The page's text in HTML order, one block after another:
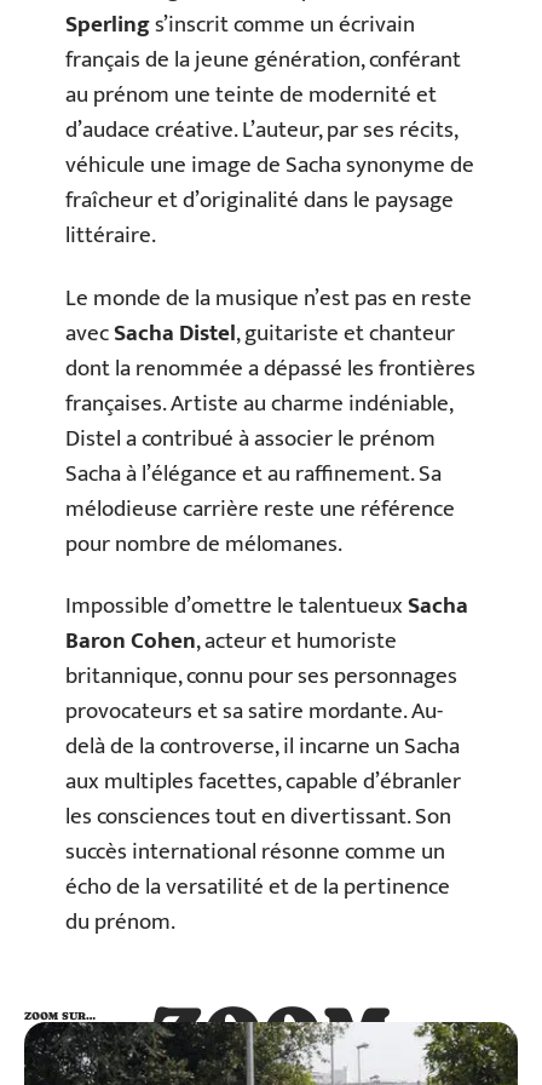
Sperlings’inscrit comme un écrivain
français de la jeune génération, conférant
au prénom une teinte de modernité et
d’audace créative. L’auteur, par ses récits,
véhicule une image de Sacha synonyme de
fraîcheur et d’originalité dans le paysage
littéraire.
Le monde de la musique n’est pas en reste
avecSacha Distel, guitariste et chanteur
dont la renommée a dépassé les frontières
françaises. Artiste au charme indéniable,
Distel a contribué à associer le prénom
Sacha à l’élégance et au raffinement. Sa
mélodieuse carrière reste une référence
pour nombre de mélomanes.
Impossible d’omettre le talentueuxSacha
Baron Cohen, acteur et humoriste
britannique, connu pour ses personnages
provocateurs et sa satire mordante. Au-
delà de la controverse, il incarne un Sacha
aux multiples facettes, capable d’ébranler
les consciences tout en divertissant. Son
succès international résonne comme un
écho de la versatilité et de la pertinence
du prénom.
ZOOM
SUR…
ZOOM SUR…